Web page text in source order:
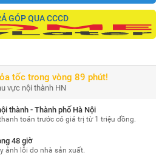
GÓP QUA CCCD
tốc trong vòng 89 phút!
vực nội thành HN
thành - Thành phố Hà Nội
toán trước có giá trị từ 1 triệu đồng.
48 giờ
ảnh lỗi do nhà sản xuất.